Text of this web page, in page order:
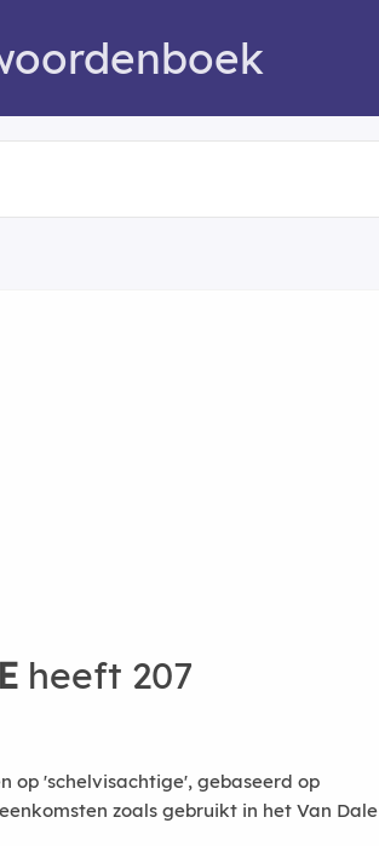
heeft 207
op 'schelvisachtige', gebaseerd op
zoals gebruikt in het Van Dale